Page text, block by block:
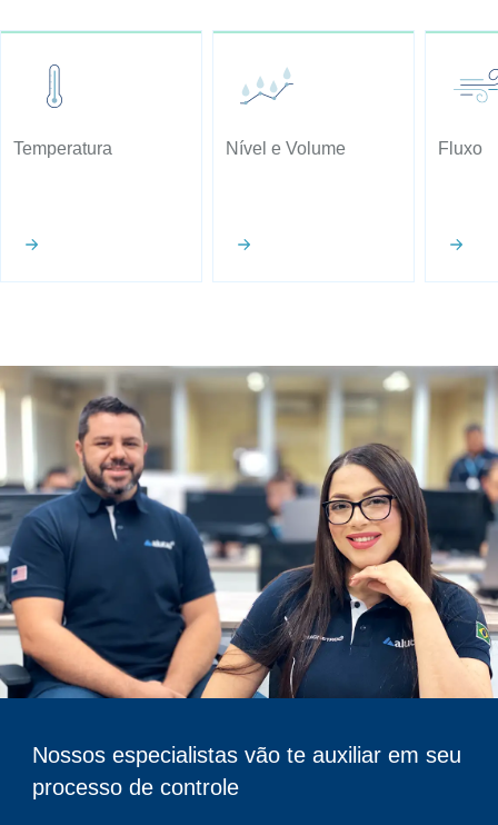
Temperatura Nível e Volume Fluxo
Nossos especialistas vão te auxiliar em seu
processo de controle